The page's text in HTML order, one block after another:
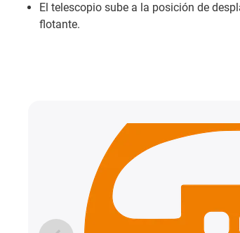
El telescopio sube a la posición de
flotante.